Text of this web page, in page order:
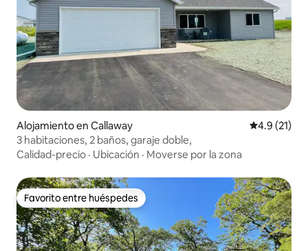
Alojamiento en Callaway Calificación
4.9 (21)
3 habitaciones, 2 baños, garaje doble,
Calidad-precio · Ubicación · Moverse por la zona
Favorito entre huéspedes
Favorito entre huéspedes